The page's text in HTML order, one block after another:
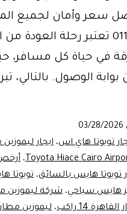
01102106655 تعتبر رحلة
في حياة كل مسافر،
الوصول. بالتالي،
03/28/2026
تويوتا هاي اس، ايجار
Toyota Hiace Cairo،
تويوتا هايس بالسائق، تويوتا
هايس سياحي، شركة ليموزين
14 راكب
، ليموزين